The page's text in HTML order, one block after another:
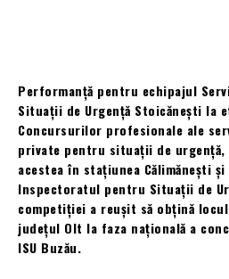
Performanță pentru echipajul
Situații de Urgență Stoicănești la
Concursurilor profesionale ale
private pentru situații de urgență,
acestea în stațiunea Călimănești
Inspectoratul pentru Situații de
competiției a reușit să obțină
județul Olt la faza națională a
ISU Buzău.